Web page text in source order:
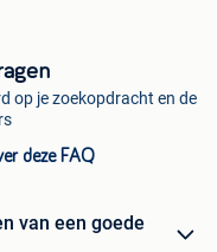
op je zoekopdracht en de
deze FAQ
van een goede